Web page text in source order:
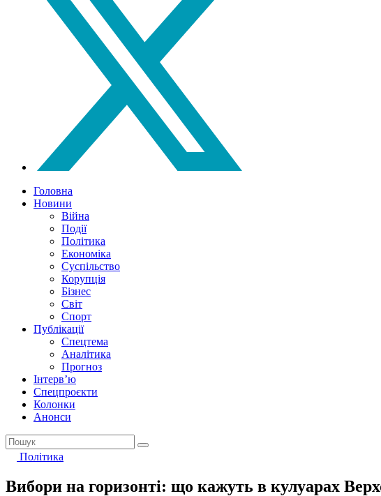
Головна
Новини
Війна
Події
Політика
Економіка
Суспільство
Корупція
Бізнес
Світ
Спорт
Публікації
Спецтема
Аналітика
Прогноз
Інтерв’ю
Спецпроєкти
Колонки
Анонси
Політика
Вибори на горизонті: що кажуть в кулуарах